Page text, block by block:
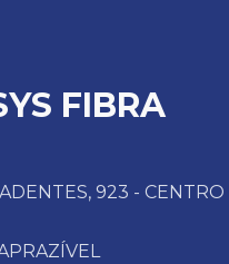
FIBRA
923 - CENTRO